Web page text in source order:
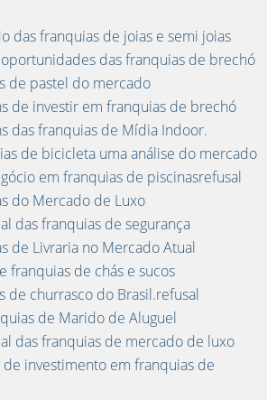
das franquias de joias e semi joias
das franquias de brechó
de pastel do mercado
de investir em franquias de brechó
das franquias de Mídia Indoor.
de bicicleta uma análise do mercado
em franquias de piscinasrefusal
do Mercado de Luxo
das franquias de segurança
de Livraria no Mercado Atual
franquias de chás e sucos
de churrasco do Brasil.refusal
de Marido de Aluguel
das franquias de mercado de luxo
investimento em franquias de